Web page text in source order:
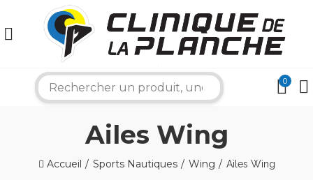
0
Ailes Wing
Accueil Sports Nautiques Wing Ailes Wing